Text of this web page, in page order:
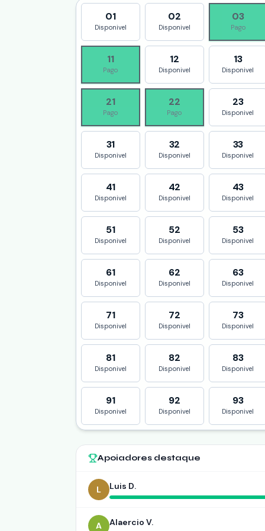
01
Disponivel
02
Disponivel
03
Pago
11
Pago
12
Disponivel
13
Disponivel
21
Pago
22
Pago
23
Disponivel
31
Disponivel
32
Disponivel
33
Disponivel
41
Disponivel
42
Disponivel
43
Disponivel
51
Disponivel
52
Disponivel
53
Disponivel
61
Disponivel
62
Disponivel
63
Disponivel
71
Disponivel
72
Disponivel
73
Disponivel
81
Disponivel
82
Disponivel
83
Disponivel
91
Disponivel
92
Disponivel
93
Disponivel
Apoiadores destaque
L Luis D.
A Alaercio V.